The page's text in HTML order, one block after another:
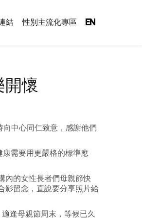
結 性別主流化專區 EN
懷
向中心同仁致意，感謝他們
需要用更嚴格的標準應
內的女性長者們母親節快
影留念，直說要分享照片給
逢母親節周末，等候已久